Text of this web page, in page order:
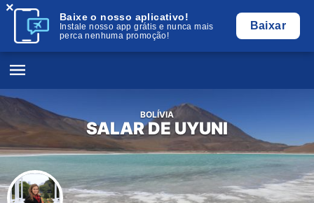
Baixe o nosso aplicativo!
Instale nosso app grátis e nunca mais
perca nenhuma promoção!
Baixar
×
BOLÍVIA
SALAR DE UYUNI